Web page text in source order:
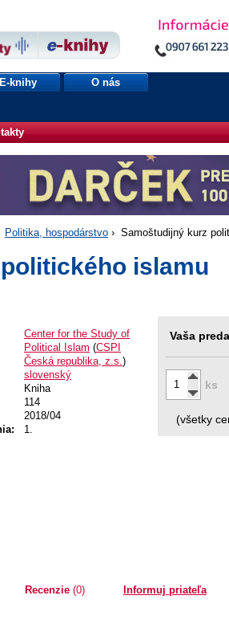
E-knihy O nás
Politika, hospodárstvo › Samoštudijný kurz
islamu
Center for the Study of
Political Islam (CSPI
Česká republika, z.s.)
slovenský
Kniha
114
2018/04
1.
Vaša
ks
(všetky
Recenzie(0) Informuj priateľa